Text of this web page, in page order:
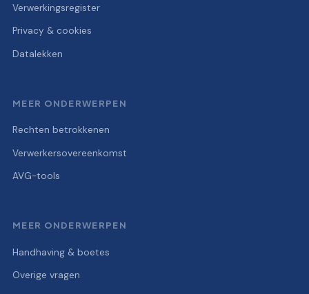
Verwerkingsregister
Privacy & cookies
Datalekken
MEER ONDERWERPEN
Rechten betrokkenen
Verwerkersovereenkomst
AVG-tools
MEER ONDERWERPEN
Handhaving & boetes
Overige vragen